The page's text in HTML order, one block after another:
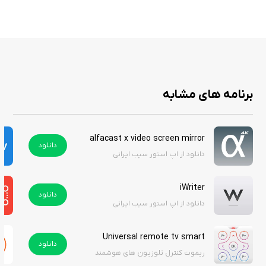
دانشجویان و علاقه‌مندان به یادگیری Swift
برنامه‌نویسانی که می‌خواهند ایده‌هایشان را سریع تست کنند
افرادی که به‌دنبال یک IDE سبک و قابل حمل هستن
💡 چرا Swifty Compiler؟
دقیقاً همین کار را برای شما انجام می‌دهد: سرعت، امکانات کافی، و تجربه‌ای
نزدیک به توسعه واقعی.
برنامه های مشابه
alfacast x video screen mirror
دانلود از اپ استور سیب ایرانی
دانلود
iWriter
دانلود از اپ استور سیب ایرانی
دانلود
Universal remote tv smart
ریموت کنترل تلوزیون های هوشمند
دانلود